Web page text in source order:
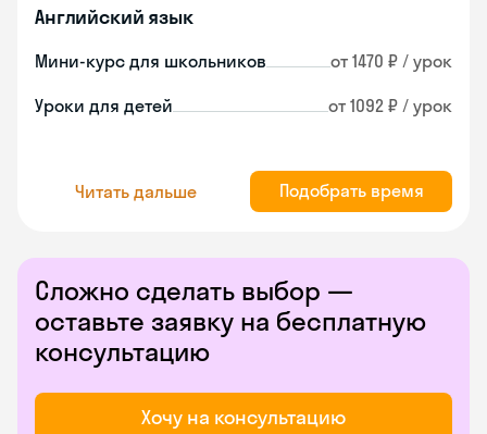
Английский язык
Мини-курс для школьников от 1470 ₽ / урок
Уроки для детей от 1092 ₽ / урок
Читать дальше Подобрать время
Сложно сделать выбор —
оставьте заявку на бесплатную
консультацию
Хочу на консультацию